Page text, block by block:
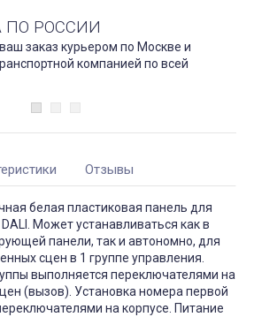
ПО РОССИИ
заказ курьером по Москве и
компанией по всей
Отзывы
белая пластиковая панель для
Может устанавливаться как в
панели, так и автономно, для
сцен в 1 группе управления.
выполняется переключателями на
(вызов). Установка номера первой
на корпусе. Питание